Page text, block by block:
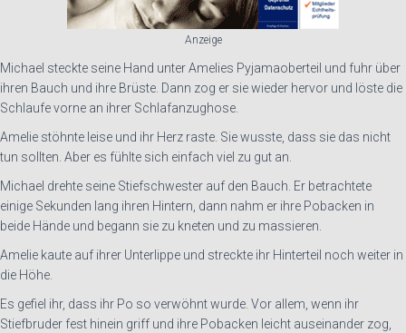
Anzeige
Michael steckte seine Hand unter Amelies Pyjamaoberteil und fuhr über
ihren Bauch und ihre Brüste. Dann zog er sie wieder hervor und löste die
Schlaufe vorne an ihrer Schlafanzughose.
Amelie stöhnte leise und ihr Herz raste. Sie wusste, dass sie das nicht
tun sollten. Aber es fühlte sich einfach viel zu gut an.
Michael drehte seine Stiefschwester auf den Bauch. Er betrachtete
einige Sekunden lang ihren Hintern, dann nahm er ihre Pobacken in
beide Hände und begann sie zu kneten und zu massieren.
Amelie kaute auf ihrer Unterlippe und streckte ihr Hinterteil noch weiter in
die Höhe.
Es gefiel ihr, dass ihr Po so verwöhnt wurde. Vor allem, wenn ihr
Stiefbruder fest hinein griff und ihre Pobacken leicht auseinander zog,